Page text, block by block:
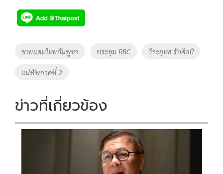
e
b
o
o
k
tt
er
p
y
Li
Tags
ชายแดนไทยกัมพูชา ประชุม RBC วีระยุทธ รักศิลป์
แม่ทัพภาคที่ 2
ข่าวที่เกี่ยวข้อง